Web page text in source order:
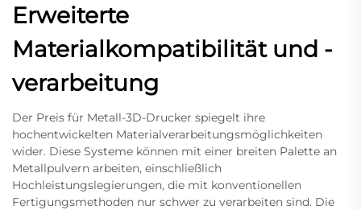
Erweiterte
Materialkompatibilität und -
verarbeitung
Der Preis für Metall-3D-Drucker spiegelt ihre
hochentwickelten Materialverarbeitungsmöglichkeiten
wider. Diese Systeme können mit einer breiten Palette an
Metallpulvern arbeiten, einschließlich
Hochleistungslegierungen, die mit konventionellen
Fertigungsmethoden nur schwer zu verarbeiten sind. Die